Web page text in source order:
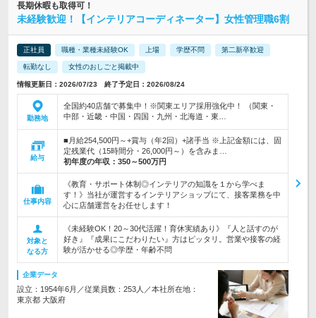
長期休暇も取得可！
未経験歓迎！【インテリアコーディネーター】女性管理職6割
正社員 職種・業種未経験OK 上場 学歴不問 第二新卒歓迎
転勤なし 女性のおしごと掲載中
情報更新日：2026/07/23 終了予定日：2026/08/24
勤務地
全国約40店舗で募集中！※関東エリア採用強化中！ （関東・
中部・近畿・中国・四国・九州・北海道・東…
給与
■月給254,500円～+賞与（年2回）+諸手当 ※上記金額には、固
定残業代（15時間分・26,000円～）を含みま…
初年度の年収： 350～500万円
仕事内容
《教育・サポート体制◎インテリアの知識を１から学べま
す！》当社が運営するインテリアショップにて、接客業務を中
心に店舗運営をお任せします！
対象と
なる方
《未経験OK！20～30代活躍！育休実績あり》『人と話すのが
好き』『成果にこだわりたい』方はピッタリ。営業や接客の経
験が活かせる◎学歴・年齢不問
企業データ
設立：1954年6月／従業員数：253人／本社所在地：
東京都 大阪府